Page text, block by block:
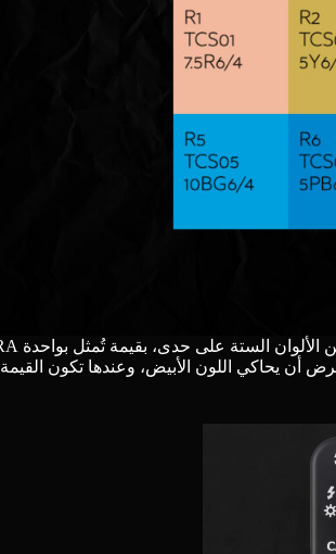
أن يحاكي اللون الأبيض، وعندها تكون القيمة